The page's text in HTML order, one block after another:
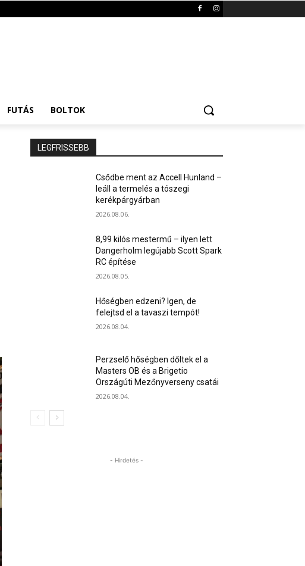
FUTÁS BOLTOK
LEGFRISSEBB
Csődbe ment az Accell Hunland –
leáll a termelés a tószegi
kerékpárgyárban
2026.08.06.
8,99 kilós mestermű – ilyen lett
Dangerholm legújabb Scott Spark
RC építése
2026.08.05.
Hőségben edzeni? Igen, de
felejtsd el a tavaszi tempót!
2026.08.04.
Perzselő hőségben dőltek el a
Masters OB és a Brigetio
Országúti Mezőnyverseny csatái
2026.08.04.
- Hirdetés -